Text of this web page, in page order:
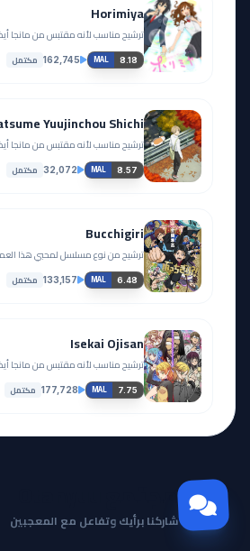
Horimiya
ترشيح مناسب لأنه مقتبس من مانجا
MAL 8.18
162,745 مكتمل
Yuujinchou Shichi
ترشيح مناسب لأنه مقتبس من مانجا
MAL 8.57
32,072 مكتمل
Bucchigiri
ترشيح من نوع مسلسل لمحبي هذا
MAL 6.48
133,157 مكتمل
Isekai Ojisan
ترشيح مناسب لأنه مقتبس من مانجا
MAL 7.75
177,728 مكتمل
مجتمع Otanyuu
شاركنا برأيك وتفاعل مع المعجبين